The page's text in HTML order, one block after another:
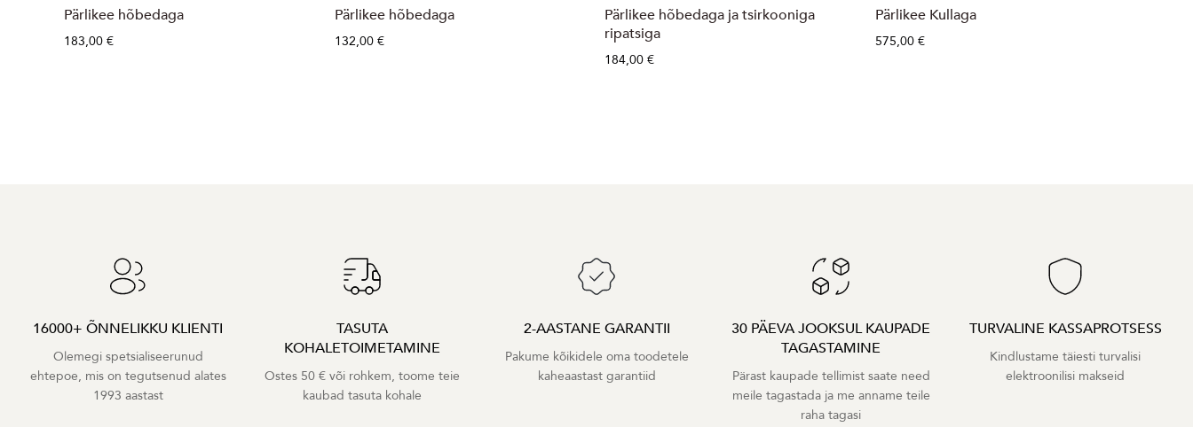
Pärlikee hõbedaga
183,00 €
Pärlikee hõbedaga
132,00 €
Pärlikee hõbedaga ja tsirkooniga
ripatsiga
184,00 €
Pärlikee Kullaga
575,00 €
16000+ ÕNNELIKKU KLIENTI
Olemegi spetsialiseerunud
ehtepoe, mis on tegutsenud alates
1993 aastast
TASUTA
KOHALETOIMETAMINE
Ostes 50 € või rohkem, toome teie
kaubad tasuta kohale
2-AASTANE GARANTII
Pakume kõikidele oma toodetele
kaheaastast garantiid
30 PÄEVA JOOKSUL KAUPADE
TAGASTAMINE
Pärast kaupade tellimist saate need
meile tagastada ja me anname teile
raha tagasi
TURVALINE KASSAPROTSESS
Kindlustame täiesti turvalisi
elektroonilisi makseid